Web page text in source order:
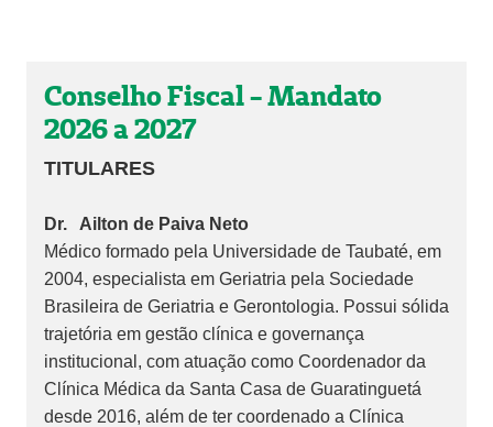
Conselho Fiscal - Mandato
2026 a 2027
TITULARES
Dr. Ailton de Paiva Neto
Médico formado pela Universidade de Taubaté, em
2004, especialista em Geriatria pela Sociedade
Brasileira de Geriatria e Gerontologia. Possui sólida
trajetória em gestão clínica e governança
institucional, com atuação como Coordenador da
Clínica Médica da Santa Casa de Guaratinguetá
desde 2016, além de ter coordenado a Clínica